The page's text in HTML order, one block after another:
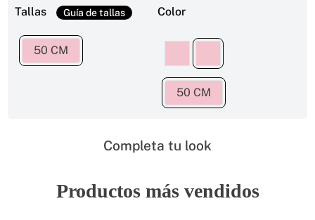
Tallas
50 CM
Color
50 CM
Completa tu look
Productos más vendidos